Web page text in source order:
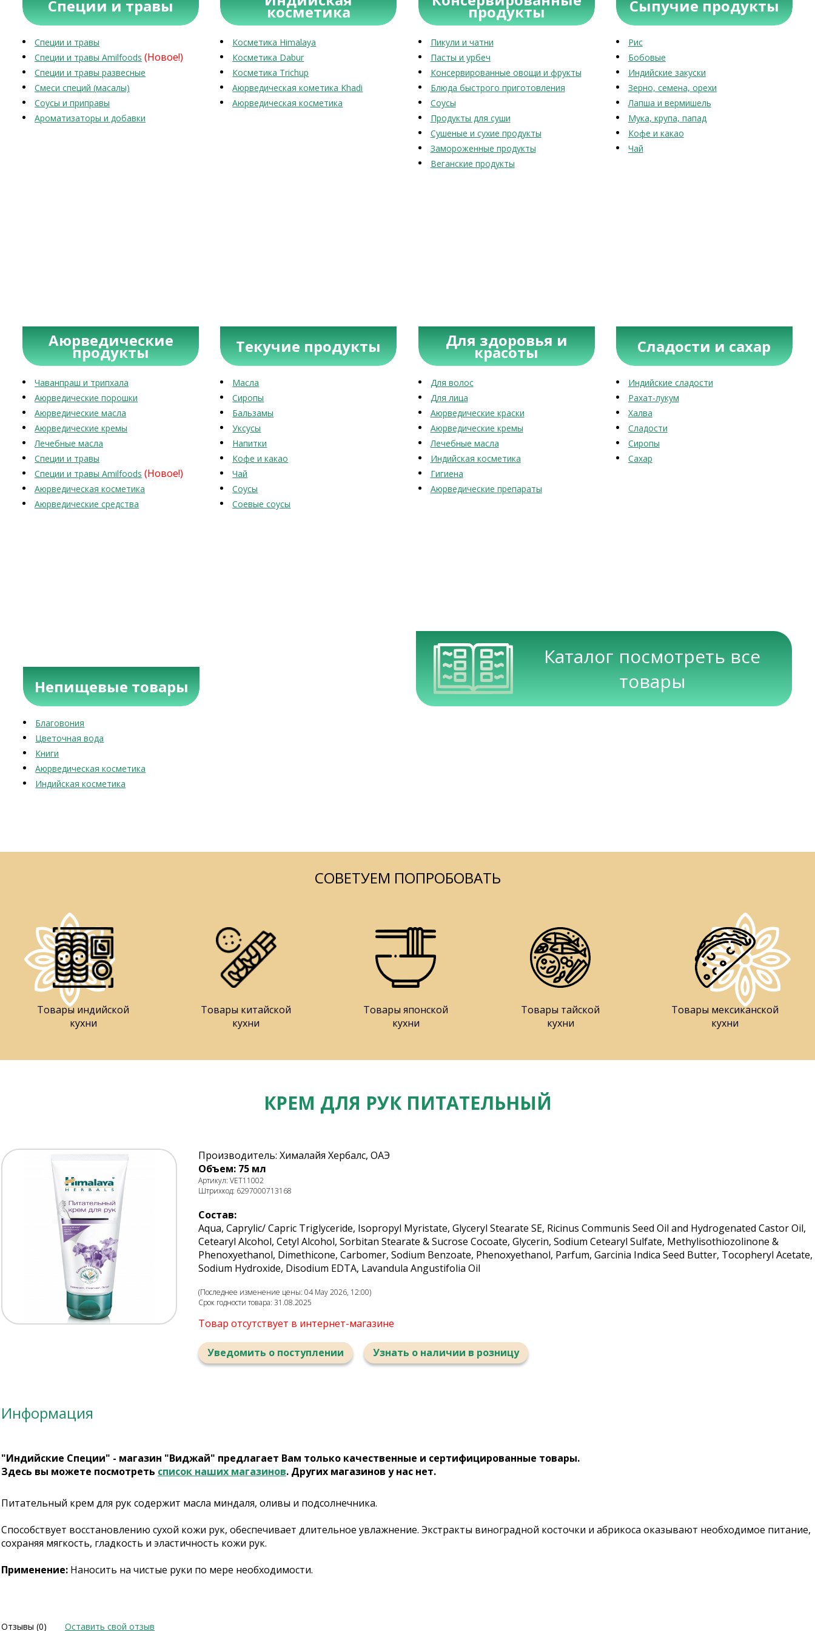
Специи и травы
Специи и травы
Специи и травы Amilfoods (Новое!)
Специи и травы развесные
Смеси специй (масалы)
Соусы и приправы
Ароматизаторы и добавки
косметика
Косметика Himalaya
Косметика Dabur
Косметика Trichup
Аюрведическая кометика Khadi
Аюрведическая косметика
продукты
Пикули и чатни
Пасты и урбеч
Консервированные овощи и фрукты
Блюда быстрого приготовления
Соусы
Продукты для суши
Сушеные и сухие продукты
Замороженные продукты
Веганские продукты
Сыпучие продукты
Рис
Бобовые
Индийские закуски
Зерно, семена, орехи
Лапша и вермишель
Мука, крупа, папад
Кофе и какао
Чай
Аюрведические
продукты
Чаванпраш и трипхала
Аюрведические порошки
Аюрведические масла
Аюрведические кремы
Лечебные масла
Специи и травы
Специи и травы Amilfoods (Новое!)
Аюрведическая косметика
Аюрведические средства
Текучие продукты
Масла
Сиропы
Бальзамы
Уксусы
Напитки
Кофе и какао
Чай
Соусы
Соевые соусы
Для здоровья и
красоты
Для волос
Для лица
Аюрведические краски
Аюрведические кремы
Лечебные масла
Индийская косметика
Гигиена
Аюрведические препараты
Сладости и сахар
Индийские сладости
Рахат-лукум
Халва
Сладости
Сиропы
Сахар
Непищевые товары
Благовония
Цветочная вода
Книги
Аюрведическая косметика
Индийская косметика
Каталог посмотреть все
товары
СОВЕТУЕМ ПОПРОБОВАТЬ
Товары индийской
кухни
Товары китайской
кухни
Товары японской
кухни
Товары тайской
кухни
Товары мексиканской
кухни
КРЕМ ДЛЯ РУК ПИТАТЕЛЬНЫЙ
Производитель: Хималайя Хербалс, ОАЭ
Объем: 75 мл
Артикул: VET11002
Штрихкод: 6297000713168
Состав:
Aqua, Caprylic/ Capric Triglyceride, Isopropyl Myristate, Glyceryl Stearate SE, Ricinus Communis Seed Oil and Hydrogenated Castor Oil,
Cetearyl Alcohol, Cetyl Alcohol, Sorbitan Stearate & Sucrose Cocoate, Glycerin, Sodium Cetearyl Sulfate, Methylisothiozolinone &
Phenoxyethanol, Dimethicone, Carbomer, Sodium Benzoate, Phenoxyethanol, Parfum, Garcinia Indica Seed Butter, Tocopheryl Acetate,
Sodium Hydroxide, Disodium EDTA, Lavandula Angustifolia Oil
(Последнее изменение цены: 04 May 2026, 12:00)
Срок годности товара: 31.08.2025
Товар отсутствует в интернет-магазине
Уведомить о поступлении Узнать о наличии в розницу
Информация
"Индийские Специи" - магазин "Виджай" предлагает Вам только качественные и сертифицированные товары.
Здесь вы можете посмотреть список наших магазинов. Других магазинов у нас нет.
Питательный крем для рук содержит масла миндаля, оливы и подсолнечника.
Способствует восстановлению сухой кожи рук, обеспечивает длительное увлажнение. Экстракты виноградной косточки и абрикоса оказывают необходимое питание,
сохраняя мягкость, гладкость и эластичность кожи рук.
Применение: Наносить на чистые руки по мере необходимости.
Отзывы (0) Оставить свой отзыв